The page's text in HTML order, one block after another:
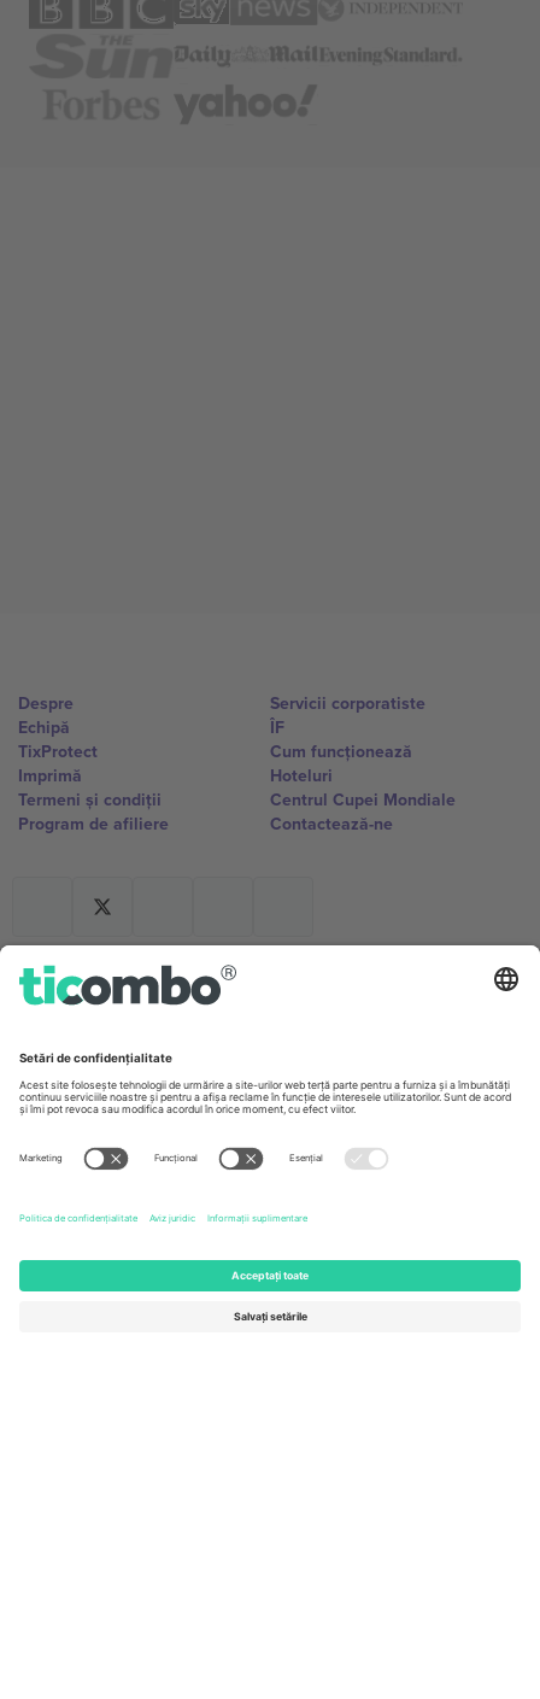
Despre
Echipă
TixProtect
Imprimă
Termeni și condiții
Program de afiliere
Servicii corporatiste
ÎF
Cum funcționează
Hoteluri
Centrul Cupei Mondiale
Contactează-ne
Birouri și asistență
Germany
Unter den Linden 24, 10117
167 City Road, London, Greater
United States
131 Continental Dr, Suite 305,
Newark, Delaware 19713, United
Switzerland
Dorfstrasse 52a, 6390
Engelberg, Switzerland